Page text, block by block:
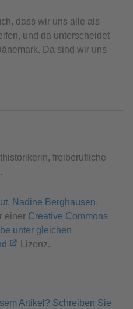
dass wir uns alle als
und da unterscheidet
Da sind wir uns
freiberufliche
Nadine Berghausen.
einer Creative Commons
unter gleichen
Lizenz.
Artikel? Schreiben Sie